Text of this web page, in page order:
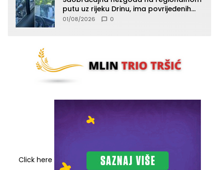
putu uz rijeku Drinu, ima povrijeđenih
lica (FOTO)
01/08/2026 0
Click here